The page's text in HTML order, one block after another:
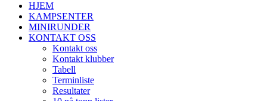
HJEM
KAMPSENTER
MINIRUNDER
KONTAKT OSS
Kontakt oss
Kontakt klubber
Tabell
Terminliste
Resultater